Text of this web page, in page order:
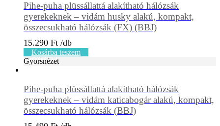
Pihe-puha plüssállattá alakítható hálózsák
gyerekeknek – vidám husky alakú, kompakt,
összecsukható hálózsák (FX) (BBJ)
15.290 Ft
Kosárba teszem
Gyorsnézet
Pihe-puha plüssállattá alakítható hálózsák
gyerekeknek – vidám katicabogár alakú, kompakt,
összecsukható hálózsák (BBJ)